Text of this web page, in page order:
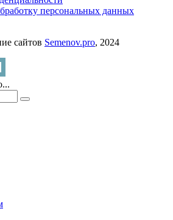
персональных данных
сайтов Semenov.pro, 2024